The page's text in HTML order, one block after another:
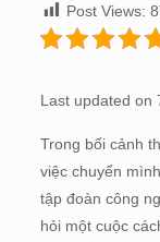
Post Views:
Last updated on
Trong bối cảnh
việc chuyển
tập đoàn công
hỏi một cuộc